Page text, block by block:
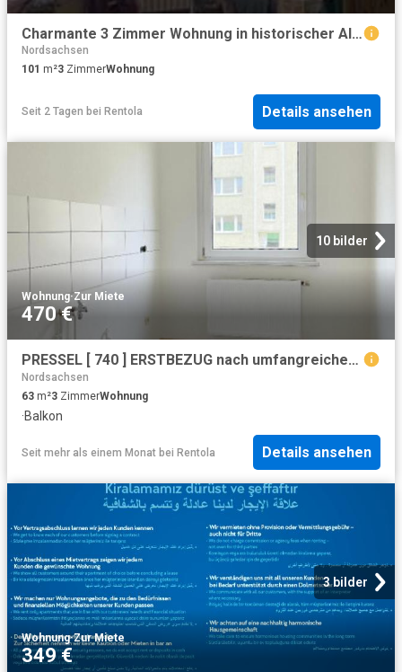
Charmante 3 Zimmer Wohnung in historischer Altstadt von Torgau
Nordsachsen
101 m²3 ZimmerWohnung
Seit 2 Tagen bei Rentola Details ansehen
10 bilder
Wohnung·Zur Miete
470 €
PRESSEL [ 740 ] ERSTBEZUG nach umfangreicher Renovierung [ 740 ] 3 ZIMMER WOHNUNG im ERGESCHOSS [ 740 ] großer BALKON [ 740 ] RUHIGE WOHNANLAGE [ 740 ]
Nordsachsen
63 m²3 ZimmerWohnung
·Balkon
Seit mehr als einem Monat bei Rentola Details ansehen
3 bilder
Wohnung·Zur Miete
349 €